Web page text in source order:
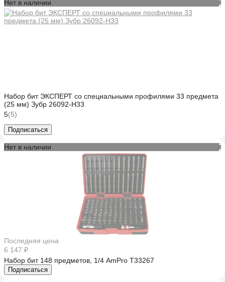
Нет в наличии
Набор бит ЭКСПЕРТ со специальными профилями 33 предмета
(25 мм) Зубр 26092-H33
5(5)
Подписаться
Нет в наличии
Последняя цена
6 147 ₽
Набор бит 148 предметов, 1/4 AmPro T33267
Подписаться